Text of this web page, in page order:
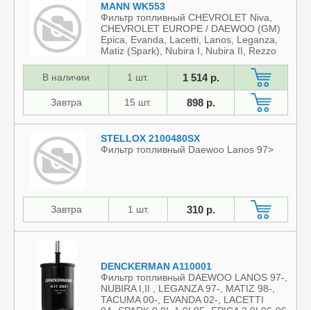
MANN WK553
Фильтр топливный CHEVROLET Niva,
CHEVROLET EUROPE / DAEWOO (GM)
Epica, Evanda, Lacetti, Lanos, Leganza,
Matiz (Spark), Nubira I, Nubira II, Rezzo
В наличии
1 шт. 1 514 р.
Завтра 15 шт. 898 р.
STELLOX 2100480SX
Фильтр топливный Daewoo Lanos 97>
Завтра 1 шт. 310 р.
DENCKERMAN A110001
Фильтр топливный DAEWOO LANOS 97-,
NUBIRA I,II , LEGANZA 97-, MATIZ 98-,
TACUMA 00-, EVANDA 02-, LACETTI